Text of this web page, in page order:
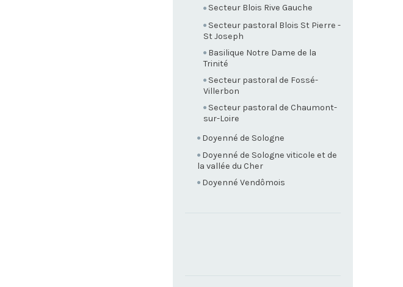
Secteur Blois Rive Gauche
Secteur pastoral Blois St Pierre -
St Joseph
Basilique Notre Dame de la
Trinité
Secteur pastoral de Fossé-
Villerbon
Secteur pastoral de Chaumont-
sur-Loire
Doyenné de Sologne
Doyenné de Sologne viticole et de
la vallée du Cher
Doyenné Vendômois